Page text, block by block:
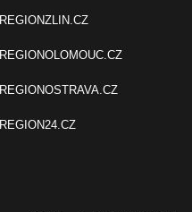
REGIONZLIN.CZ
REGIONOLOMOUC.CZ
REGIONOSTRAVA.CZ
REGION24.CZ